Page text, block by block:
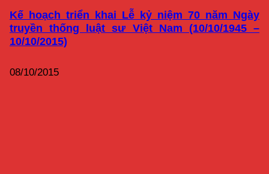
Kế hoạch triển khai Lễ kỷ niệm 70 năm Ngày
truyền thống luật sư Việt Nam (10/10/1945 –
10/10/2015)
08/10/2015